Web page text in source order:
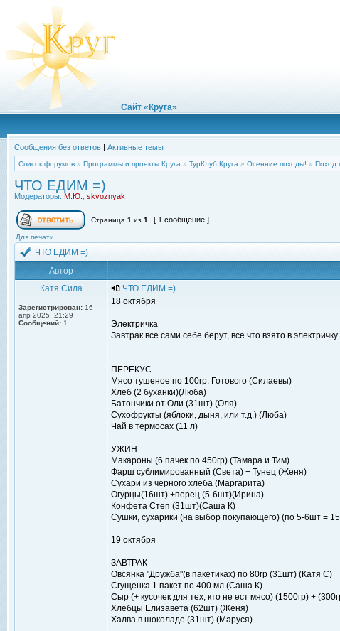
Сайт «Круга»
Сообщения без ответов | Активные темы
Список форумов » Программы и проекты Круга » ТурКлуб Круга » Осенние походы! » Поход
ЧТО ЕДИМ =)
Модераторы: М.Ю. skvoznyak
Страница 1 из 1 [ 1 сообщение ]
Для печати
ЧТО ЕДИМ =)
Автор
Катя Сила
Зарегистрирован: 16
апр 2025, 21:29
Сообщений: 1
ЧТО ЕДИМ =)
18 октября
Электричка
Завтрак все сами себе берут, все что взято в
ПЕРЕКУС
Мясо тушеное по 100гр. Готового (Силаевы)
Хлеб (2 буханки)(Люба)
Батончики от Оли (31шт) (Оля)
Сухофрукты (яблоки, дыня, или т.д.) (Люба)
Чай в термосах (11 л)
УЖИН
Макароны (6 пачек по 450гр) (Тамара и Тим)
Фарш сублимированный (Света) + Тунец (Женя)
Сухари из черного хлеба (Маргарита)
Огурцы(16шт) +перец (5-6шт)(Ирина)
Конфета Степ (31шт)(Саша К)
Сушки, сухарики (на выбор покупающего) (по 5-6шт =
19 октября
ЗАВТРАК
Овсянка "Дружба"(в пакетиках) по 80гр (31шт) (Катя С)
Сгущенка 1 пакет по 400 мл (Саша К)
Сыр (+ кусочек для тех, кто не ест мясо) (1500гр) +
Хлебцы Елизавета (62шт) (Женя)
Халва в шоколаде (31шт) (Маруся)